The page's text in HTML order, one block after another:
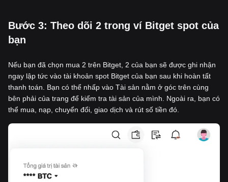
‌Bước 3: Theo dõi 2 trong ví Bitget spot của
bạn
Nếu bạn đã chọn mua 2 trên Bitget, 2 của bạn sẽ được ghi nhận
ngay lập tức vào tài khoản spot Bitget của bạn sau khi hoàn tất
thanh toán. Bạn có thể nhấp vào Tài sản nằm ở góc trên cùng
bên phải của trang để kiểm tra tài sản của mình. Ngoài ra, bạn có
thể mua, nạp, chuyển đổi, giao dịch và rút số tiền đó.